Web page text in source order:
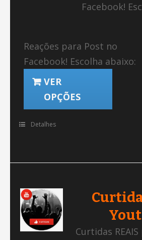
Facebook!
Reações para Post no
Facebook! Escolha abaixo:
VER
OPÇÕES
Detalhes
Curtidas